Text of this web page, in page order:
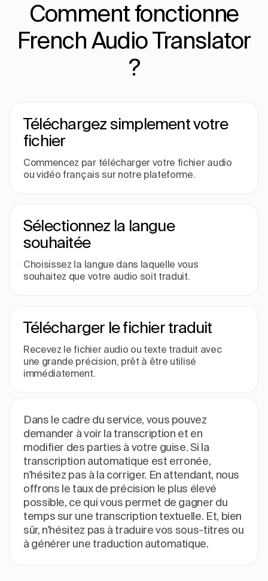
Comment fonctionne
French Audio Translator
?
Téléchargez simplement votre
fichier
Commencez par télécharger votre fichier audio
ou vidéo français sur notre plateforme.
Sélectionnez la langue
souhaitée
Choisissez la langue dans laquelle vous
souhaitez que votre audio soit traduit.
Télécharger le fichier traduit
Recevez le fichier audio ou texte traduit avec
une grande précision, prêt à être utilisé
immédiatement.
Dans le cadre du service, vous pouvez
demander à voir la transcription et en
modifier des parties à votre guise. Si la
transcription automatique est erronée,
n'hésitez pas à la corriger. En attendant, nous
offrons le taux de précision le plus élevé
possible, ce qui vous permet de gagner du
temps sur une transcription textuelle. Et, bien
sûr, n'hésitez pas à traduire vos sous-titres ou
à générer une traduction automatique.